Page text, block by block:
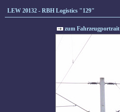
LEW 20132 - RBH Logistics "129"
zum Fahrzeugportrait